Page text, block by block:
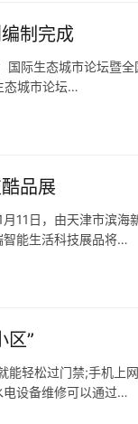
制完成
国际生态城市论坛
态城市论坛…
品展
日，由天津市滨海
能生活科技展品将…
区”
能轻松过门禁;手机
电设备维修可以通过…